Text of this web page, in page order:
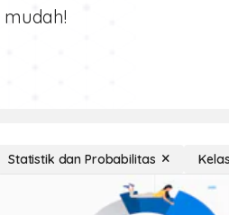
Statistik dan Probabilitas